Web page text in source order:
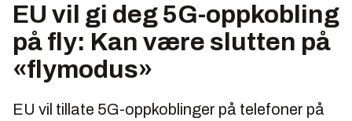
EU vil gi deg 5G-oppkobling
på fly: Kan være slutten på
«flymodus»
EU vil tillate 5G-oppkoblinger på telefoner på